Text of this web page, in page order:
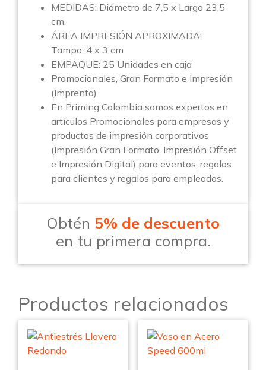
MEDIDAS: Diámetro de 7,5 x Largo 23,5
cm.
ÁREA IMPRESIÓN APROXIMADA:
Tampo: 4 x 3 cm
EMPAQUE: 25 Unidades en caja
Promocionales, Gran Formato e Impresión
(Imprenta)
En Priming Colombia somos expertos en
artículos Promocionales para empresas y
productos de impresión corporativos
(Impresión Gran Formato, Impresión Offset
e Impresión Digital) para eventos, regalos
para clientes y regalos para empleados.
Obtén 5% de descuento
en tu primera compra.
Productos relacionados